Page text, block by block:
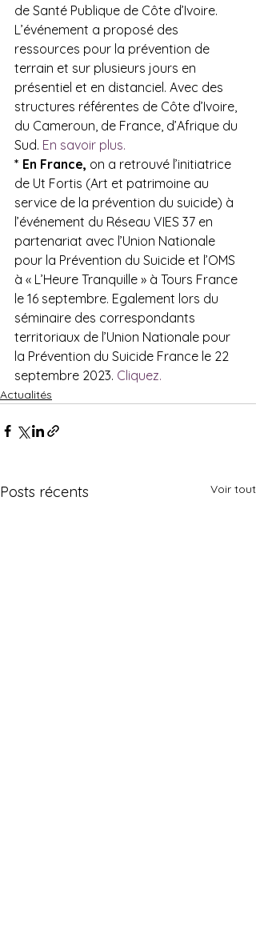
de Santé Publique de Côte d’Ivoire.
L’événement a proposé des
ressources pour la prévention de
terrain et sur plusieurs jours en
présentiel et en distanciel. Avec des
structures référentes de Côte d’Ivoire,
du Cameroun, de France, d’Afrique du
Sud. En savoir plus.
* En France, on a retrouvé l’initiatrice
de Ut Fortis (Art et patrimoine au
service de la prévention du suicide) à
l’événement du Réseau VIES 37 en
partenariat avec l’Union Nationale
pour la Prévention du Suicide et l’OMS
à « L’Heure Tranquille » à Tours France
le 16 septembre. Egalement lors du
séminaire des correspondants
territoriaux de l’Union Nationale pour
la Prévention du Suicide France le 22
septembre 2023. Cliquez.
Actualités
Posts récents Voir tout